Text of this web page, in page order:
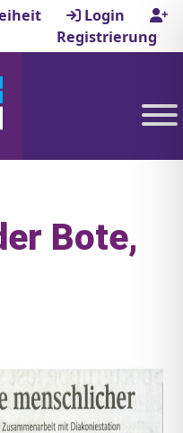
Login
Registrierung
Bote,